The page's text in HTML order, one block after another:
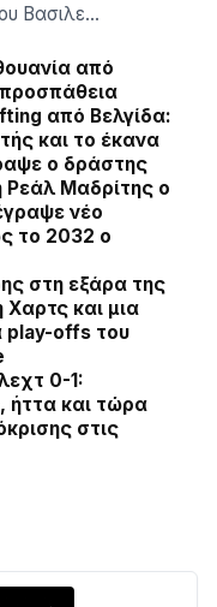
Βασιλε…
από
από Βελγίδα:
και το έκανα
ο δράστης
Ρεάλ Μαδρίτης ο
νέο
το 2032 ο
στη εξάρα της
και μια
offs του
0-1:
ήττα και τώρα
στις